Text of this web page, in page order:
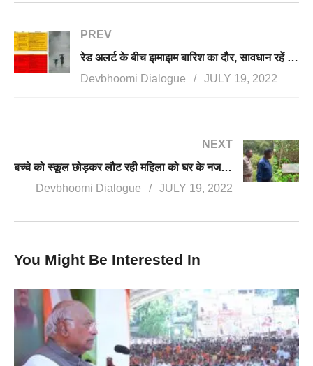
PREV
रेड अलर्ट के बीच झमाझम बारिश का दौर, सावधान रहें 48 घंटे पड़ सकते हैं भारी
Devbhoomi Dialogue
JULY 19, 2022
NEXT
बच्चे को स्कूल छोड़कर लौट रही महिला को घर के नजदीक गुलदार ने बनाया शिकार
Devbhoomi Dialogue
JULY 19, 2022
You Might Be Interested In